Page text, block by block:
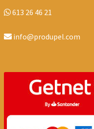
613 26 46 21
info@produpel.com